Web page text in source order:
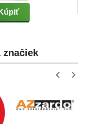
Kúpiť
značiek